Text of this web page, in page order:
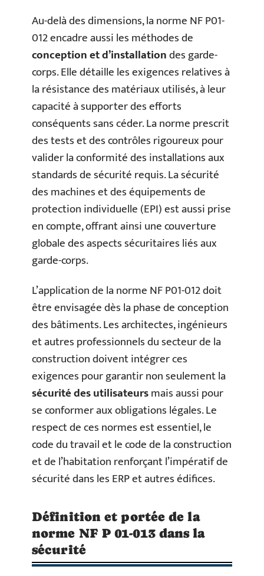
Au-delà des dimensions, la norme NF P01-
012 encadre aussi les méthodes de
conception et d’installationdes garde-
corps. Elle détaille les exigences relatives à
la résistance des matériaux utilisés, à leur
capacité à supporter des efforts
conséquents sans céder. La norme prescrit
des tests et des contrôles rigoureux pour
valider la conformité des installations aux
standards de sécurité requis. La sécurité
des machines et des équipements de
protection individuelle (EPI) est aussi prise
en compte, offrant ainsi une couverture
globale des aspects sécuritaires liés aux
garde-corps.
L’application de la norme NF P01-012 doit
être envisagée dès la phase de conception
des bâtiments. Les architectes, ingénieurs
et autres professionnels du secteur de la
construction doivent intégrer ces
exigences pour garantir non seulement la
sécurité des utilisateursmais aussi pour
se conformer aux obligations légales. Le
respect de ces normes est essentiel, le
code du travail et le code de la construction
et de l’habitation renforçant l’impératif de
sécurité dans les ERP et autres édifices.
Définition et portée de la
norme NF P 01-013 dans la
sécurité